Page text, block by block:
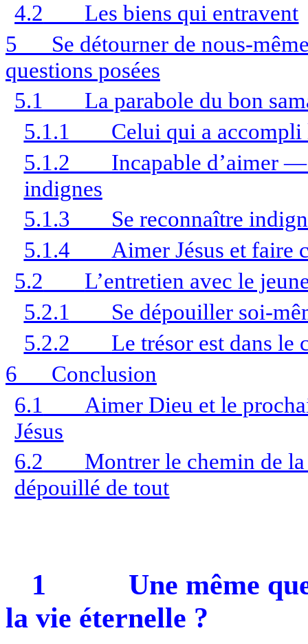
4.2
Les biens qui entravent
5
Se détourner de nous-
questions posées
5.1
La parabole du bon
5.1.1
Celui qui a accompli
5.1.2
Incapable d’aimer
indignes
5.1.3
Se reconnaître
5.1.4
Aimer Jésus et faire
5.2
L’entretien avec le
5.2.1
Se dépouiller soi-
5.2.2
Le trésor est dans le
6
Conclusion
6.1
Aimer Dieu et le
Jésus
6.2
Montrer le chemin de
dépouillé de tout
1
Une même
la vie éternelle ?